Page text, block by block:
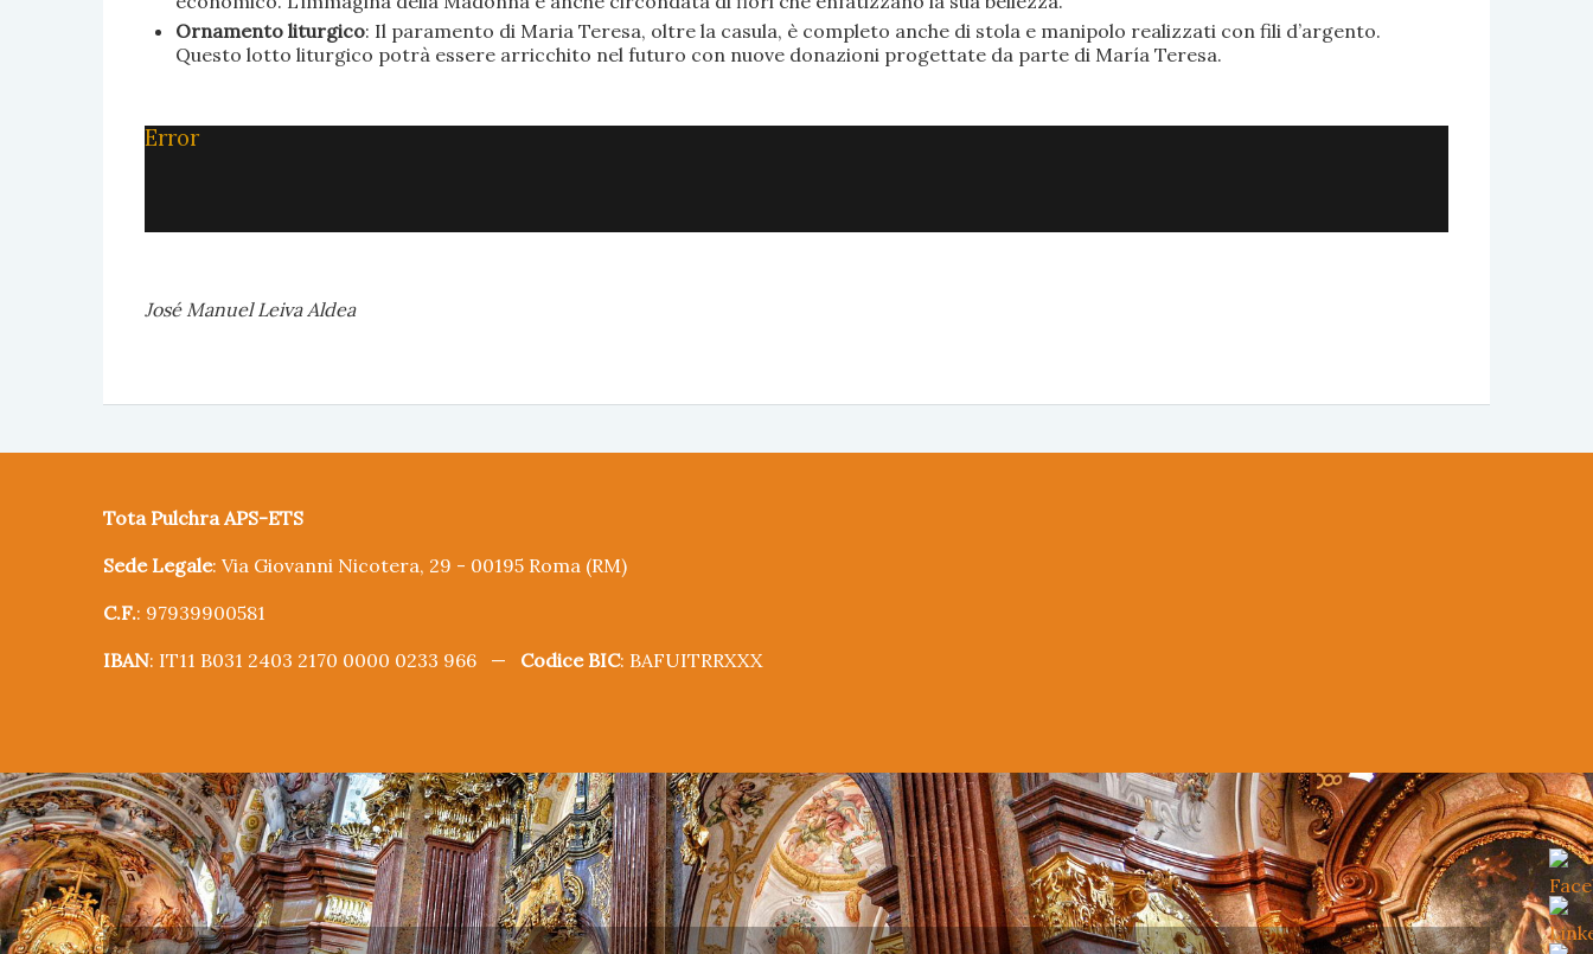
Ornamento liturgico: Il paramento di Maria Teresa, oltre la casula, è completo anche di stola e manipolo realizzati con fili d’argento.
Questo lotto liturgico potrà essere arricchito nel futuro con nuove donazioni progettate da parte di María Teresa.
Error
José Manuel Leiva Aldea
Tota Pulchra APS-ETS
Sede Legale: Via Giovanni Nicotera, 29 - 00195 Roma (RM)
C.F.: 97939900581
IBAN: IT11 B031 2403 2170 0000 0233 966 — Codice BIC: BAFUITRRXXX